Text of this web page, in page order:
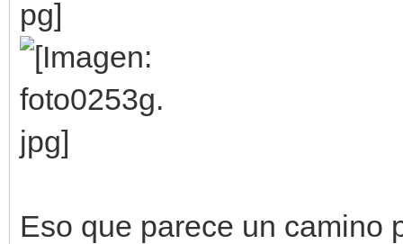
Eso que parece un camino